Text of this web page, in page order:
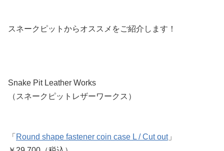
スネークピットからオススメをご紹介します！
Snake Pit Leather Works
（スネークピットレザーワークス）
「 Round shape fastener coin case L / Cut out」